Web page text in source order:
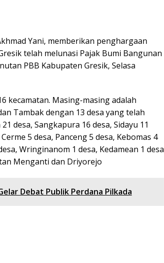
Yani, memberikan penghargaan
telah melunasi Pajak Bumi Bangunan
PBB Kabupaten Gresik, Selasa
kecamatan. Masing-masing adalah
Tambak dengan 13 desa yang telah
desa, Sangkapura 16 desa, Sidayu 11
5 desa, Panceng 5 desa, Kebomas 4
Wringinanom 1 desa, Kedamean 1 desa
Menganti dan Driyorejo
Debat Publik Perdana Pilkada